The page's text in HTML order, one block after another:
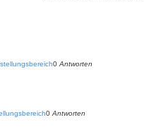
0 Antworten
0 Antworten